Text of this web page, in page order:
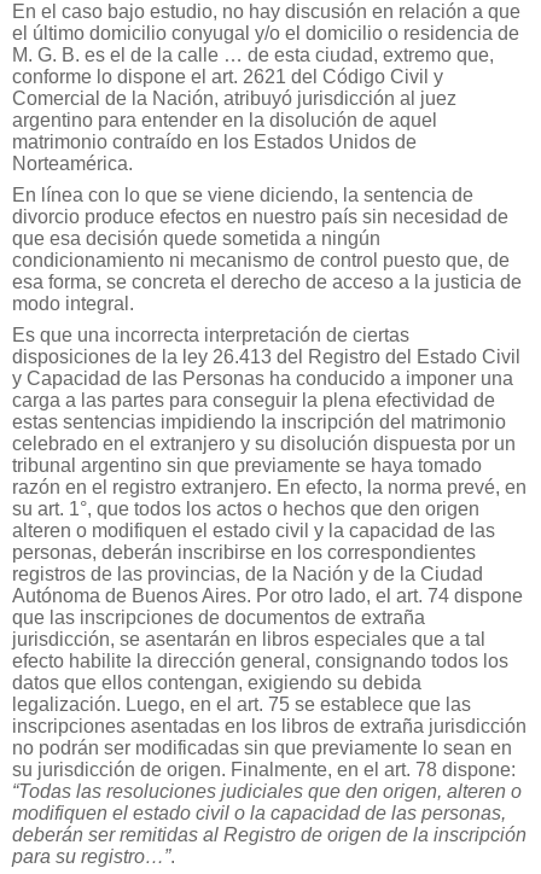
En el caso bajo estudio, no hay discusión en relación a que
el último domicilio conyugal y/o el domicilio o residencia de
M. G. B. es el de la calle … de esta ciudad, extremo que,
conforme lo dispone el art. 2621 del Código Civil y
Comercial de la Nación, atribuyó jurisdicción al juez
argentino para entender en la disolución de aquel
matrimonio contraído en los Estados Unidos de
Norteamérica.
En línea con lo que se viene diciendo, la sentencia de
divorcio produce efectos en nuestro país sin necesidad de
que esa decisión quede sometida a ningún
condicionamiento ni mecanismo de control puesto que, de
esa forma, se concreta el derecho de acceso a la justicia de
modo integral.
Es que una incorrecta interpretación de ciertas
disposiciones de la ley 26.413 del Registro del Estado Civil
y Capacidad de las Personas ha conducido a imponer una
carga a las partes para conseguir la plena efectividad de
estas sentencias impidiendo la inscripción del matrimonio
celebrado en el extranjero y su disolución dispuesta por un
tribunal argentino sin que previamente se haya tomado
razón en el registro extranjero. En efecto, la norma prevé, en
su art. 1°, que todos los actos o hechos que den origen
alteren o modifiquen el estado civil y la capacidad de las
personas, deberán inscribirse en los correspondientes
registros de las provincias, de la Nación y de la Ciudad
Autónoma de Buenos Aires. Por otro lado, el art. 74 dispone
que las inscripciones de documentos de extraña
jurisdicción, se asentarán en libros especiales que a tal
efecto habilite la dirección general, consignando todos los
datos que ellos contengan, exigiendo su debida
legalización. Luego, en el art. 75 se establece que las
inscripciones asentadas en los libros de extraña jurisdicción
no podrán ser modificadas sin que previamente lo sean en
su jurisdicción de origen. Finalmente, en el art. 78 dispone:
“Todas las resoluciones judiciales que den origen, alteren o
modifiquen el estado civil o la capacidad de las personas,
deberán ser remitidas al Registro de origen de la inscripción
para su registro…”.